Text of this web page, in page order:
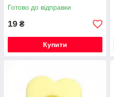
Готово до відправки
19 ₴
Купити